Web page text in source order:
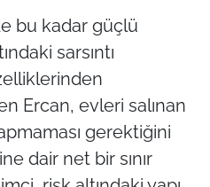
bu kadar güçlü
sarsıntı
Ercan, evleri salınan
gerektiğini
dair net bir sınır